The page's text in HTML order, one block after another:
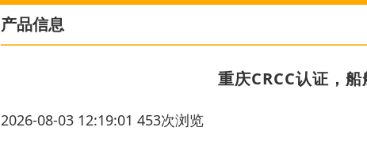
产品信息
重庆CRCC认证，
2026-08-03 12:19:01 453次浏览